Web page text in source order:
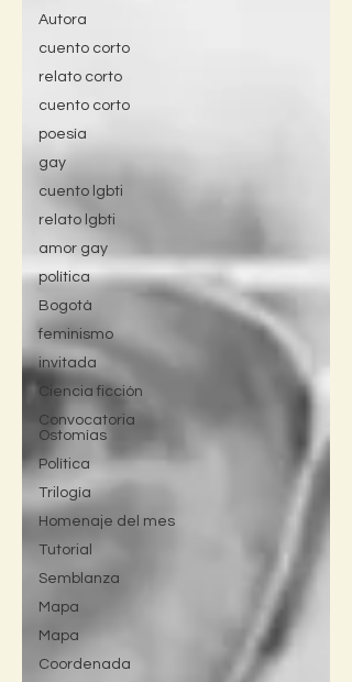
Autora
cuento corto
relato corto
cuento corto
poesía
gay
cuento lgbti
relato lgbti
amor gay
política
Bogotá
feminismo
invitada
Ciencia ficción
Convocatoria
Ostomías
Política
Trilogía
Homenaje del mes
Tutorial
Semblanza
Mapa
Mapa
Coordenada